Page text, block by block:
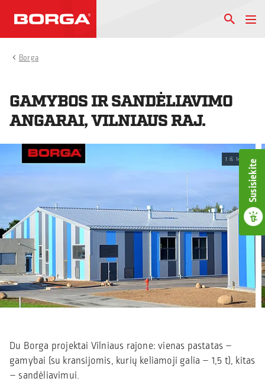
Susisiekite
Borga
GAMYBOS IR SANDĖLIAVIMO
ANGARAI, VILNIAUS RAJ.
1 iš 14
Du Borga projektai Vilniaus rajone: vienas pastatas –
gamybai (su kransijomis, kurių keliamoji galia – 1,5 t), kitas
– sandėliavimui.